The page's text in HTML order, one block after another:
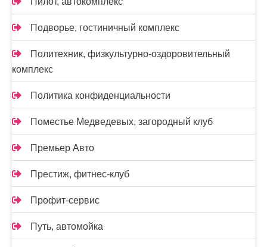
Подворье, гостиничный комплекс
Политехник, физкультурно-оздоровительный
комплекс
Политика конфиденциальности
Поместье Медведевых, загородный клуб
Премьер Авто
Престиж, фитнес-клуб
Профит-сервис
Путь, автомойка